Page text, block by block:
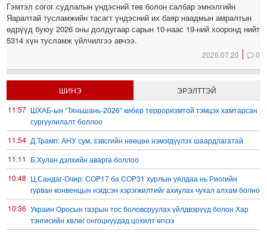
Гэмтэл согог судлалын үндэсний төв болон салбар эмнэлгийн
Яаралтай тусламжийн тасагт үндэсний их баяр наадмын амралтын
өдрүүд буюу 2026 оны долдугаар сарын 10-наас 19-ний хооронд нийт
5314 хүн тусламж үйлчилгээ авчээ.
2026.07.20 0
ШИНЭ
ЭРЭЛТТЭЙ
11:57 ШХАБ-ын “Тяньшань-2026” кибер терроризмтой тэмцэх хамтарсан
сургуулилалт боллоо
11:54 Д.Трамп: АНУ сум, зэвсгийн нөөцөө нэмэгдүүлэх шаардлагатай
11:11 Б.Хулан дэлхийн аварга боллоо
10:48 Ц.Сандаг-Очир: COP17 ба COP31 хурлын уялдаа нь Риогийн
гурван конвенцын нэгдсэн хэрэгжилтийг ахиулах чухал алхам болно
10:36 Украин Оросын газрын тос боловсруулах үйлдвэрүүд болон Хар
тэнгисийн хөлөг онгоцнуудад цохилт өгчээ